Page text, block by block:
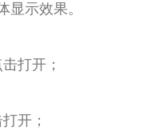
显示效果。
打开；
开；